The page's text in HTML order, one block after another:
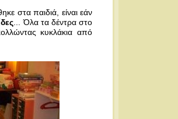
στα παιδιά, είναι εάν
... Όλα τα δέντρα στο
κυκλάκια από